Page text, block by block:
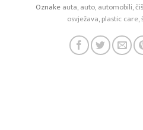
Oznakeauta,auto,automobili,
osvježava,plastic care,